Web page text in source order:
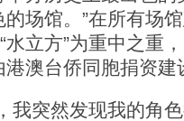
场馆。”在所有场
水立方”为重中之重
港澳台侨同胞捐资建
突然发现我的角色